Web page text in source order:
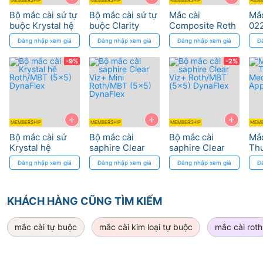
chắc chắn hoạt động an toàn và không có rủi ro về biến
dạng trong suốt thời gian điều trị.Ngoài ra, lớp phủ
Rhodium củasứ tự buộccòn giúp tối đa hóa khả năng
thẩm mỹ.
Các tính năng cải tiến của yêu cầu cài đặt
Thiết kế móc tròn
giúp bệnh nhân thoải mái hơn
Chắc chắn Triple Xgiúp cài đặt
Bộ mắc cài sứ tự
buộc Krystal hệ
Roth/MBT(5x5)
DynaFlex
Đăng nhập xem giá
+
-9%
MEMBERSHIP
Bộ mắc cài sứ
Krystal hệ
Roth/MBT (5x5)
DynaFlex
Đăng nhập xem giá
Bộ mắc cài sứ tự
buộc Clarity
Ultra MBT (20
Cái/bộ, 2 hàm,
R5-R5, CHK
022) 3M
Đăng nhập xem giá
+
MEMBERSHIP
Bộ mắc cài
saphire Clear
Viz+ Mini
Roth/MBT (5x5)
Đăng nhập xem giá
Mắc cài
Composite Roth
022 Hook 3,4,5
Morelli
Đăng nhập xem giá
+
-2%
MEMBERSHIP
Bộ mắc cài
saphire Clear
Viz+ Roth/MBT
(5x5) DynaFlex
Đăng nhập xem giá
KHÁCH HÀNG CŨNG TÌM KIẾM
mắc cài tự buộc mắc cài kim loại tự buộc mắc cài roth